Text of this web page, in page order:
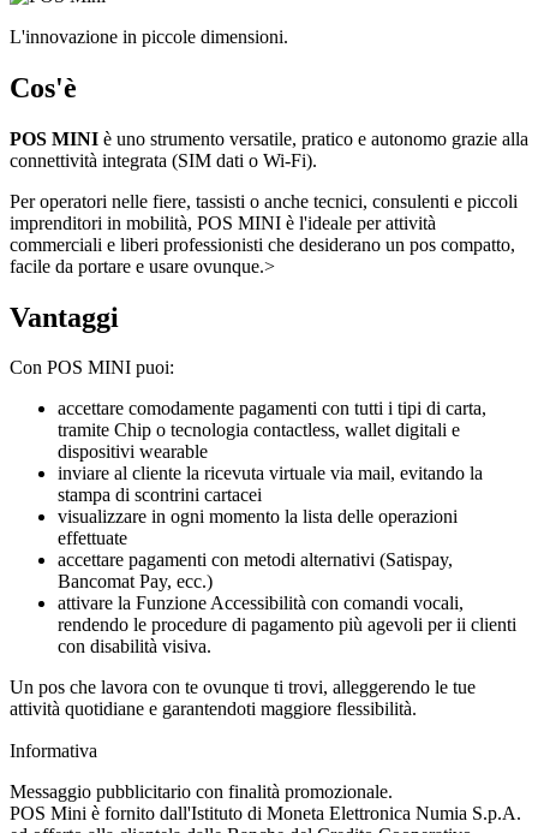
L'innovazione in piccole dimensioni.
Cos'è
POS MINI è uno strumento versatile, pratico e autonomo grazie alla
connettività integrata (SIM dati o Wi-Fi).
Per operatori nelle fiere, tassisti o anche tecnici, consulenti e piccoli
imprenditori in mobilità, POS MINI è l'ideale per attività
commerciali e liberi professionisti che desiderano un pos compatto,
facile da portare e usare ovunque.>
Vantaggi
Con POS MINI puoi:
accettare comodamente pagamenti con tutti i tipi di carta,
tramite Chip o tecnologia contactless, wallet digitali e
dispositivi wearable
inviare al cliente la ricevuta virtuale via mail, evitando la
stampa di scontrini cartacei
visualizzare in ogni momento la lista delle operazioni
effettuate
accettare pagamenti con metodi alternativi (Satispay,
Bancomat Pay, ecc.)
attivare la Funzione Accessibilità con comandi vocali,
rendendo le procedure di pagamento più agevoli per ii clienti
con disabilità visiva.
Un pos che lavora con te ovunque ti trovi, alleggerendo le tue
attività quotidiane e garantendoti maggiore flessibilità.
Informativa
Messaggio pubblicitario con finalità promozionale.
POS Mini è fornito dall'Istituto di Moneta Elettronica Numia S.p.A.